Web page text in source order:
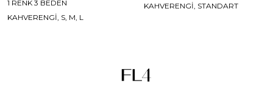
1 RENK 3 BEDEN
KAHVERENGİ, S, M, L
KAHVERENGİ, STANDART